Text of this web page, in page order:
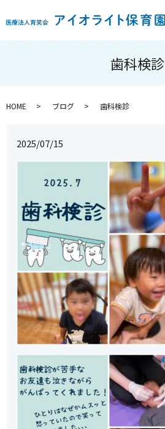
歯科検診
HOME ブログ 歯科検診
2025/07/15